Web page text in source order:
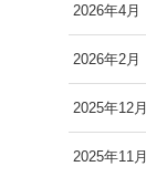
2026年4月
2026年2月
2025年12月
2025年11月